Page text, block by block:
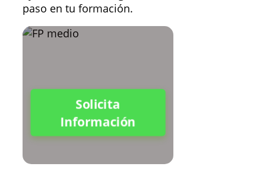
paso en tu formación.
Solicita
Información